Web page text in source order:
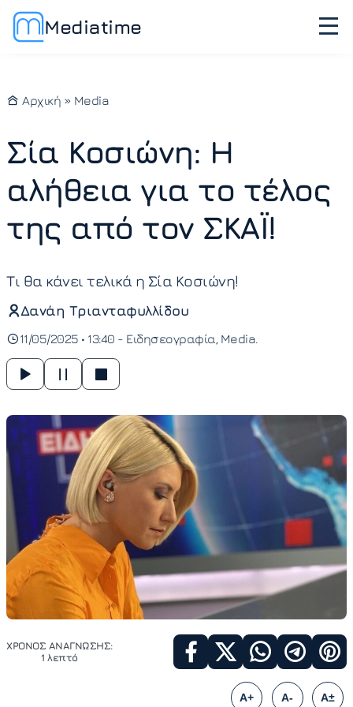
Mediatime
Αρχική » Media
Σία Κοσιώνη: Η
αλήθεια για το τέλος
της από τον ΣΚΑΪ!
Τι θα κάνει τελικά η Σία Κοσιώνη!
Δανάη Τριανταφυλλίδου
11/05/2025 • 13:40 - Ειδησεογραφία Media
ΧΡΟΝΟΣ ΑΝΑΓΝΩΣΗΣ:
1 λεπτό
A+ A- A±